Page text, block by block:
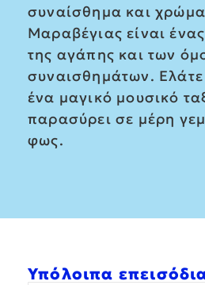
συναίσθημα και
Μαραβέγιας είναι
της αγάπης και των
συναισθημάτων. Ελάτε
ένα μαγικό μουσικό
παρασύρει σε μέρη
φως.
Υπόλοιπα